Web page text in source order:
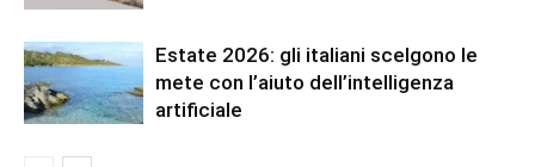
Estate 2026: gli italiani scelgono le
mete con l’aiuto dell’intelligenza
artificiale